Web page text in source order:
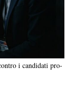
i candidati pro-